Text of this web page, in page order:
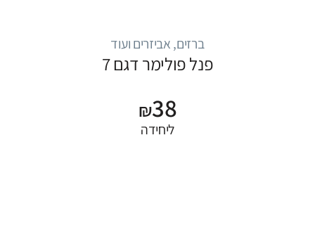
ברזים, אביזרים ועוד
פנל פולימר דגם 7
₪38
ליחידה